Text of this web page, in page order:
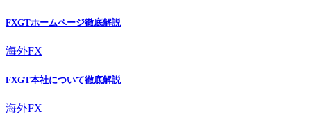
FXGTホームページ徹底解説
海外FX
FXGT本社について徹底解説
海外FX